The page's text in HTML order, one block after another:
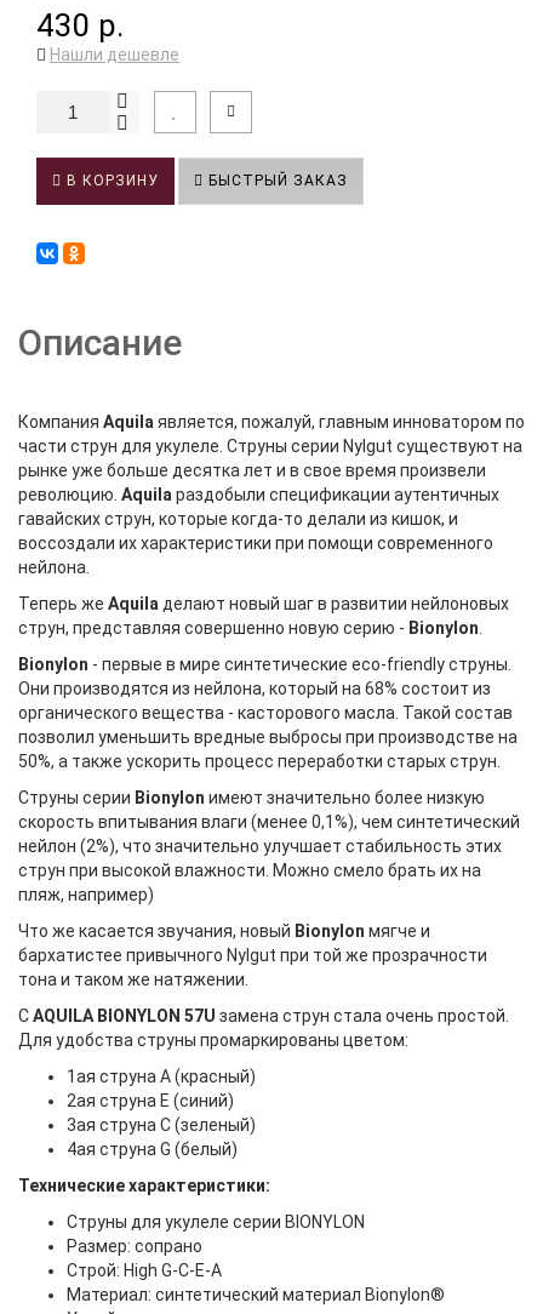
430 р.
Нашли дешевле
В КОРЗИНУ БЫСТРЫЙ ЗАКАЗ
Описание
Компания Aquila является, пожалуй, главным инноватором по
части струн для укулеле. Струны серии Nylgut существуют на
рынке уже больше десятка лет и в свое время произвели
революцию. Aquila раздобыли спецификации аутентичных
гавайских струн, которые когда-то делали из кишок, и
воссоздали их характеристики при помощи современного
нейлона.
Теперь же Aquila делают новый шаг в развитии нейлоновых
струн, представляя совершенно новую серию - Bionylon
Bionylon - первые в мире синтетические eco-friendly струны.
Они производятся из нейлона, который на 68% состоит из
органического вещества - касторового масла. Такой состав
позволил уменьшить вредные выбросы при производстве на
50%, а также ускорить процесс переработки старых струн.
Струны серии Bionylon имеют значительно более низкую
скорость впитывания влаги (менее 0,1%), чем синтетический
нейлон (2%), что значительно улучшает стабильность этих
струн при высокой влажности. Можно смело брать их на
пляж, например)
Что же касается звучания, новый Bionylon мягче и
бархатистее привычного Nylgut при той же прозрачности
тона и таком же натяжении.
СAQUILA BIONYLON 57U замена струн стала очень простой.
Для удобства струны промаркированы цветом:
1ая струна A (красный)
2ая струна E (синий)
3ая струна C (зеленый)
4ая струна G (белый)
Технические характеристики:
Струны для укулеле серии BIONYLON
Размер: сопрано
Строй: High G-C-E-A
Материал: синтетический материал Bionylon®